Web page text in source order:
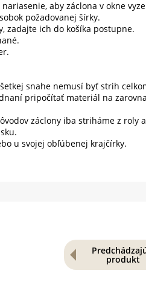
aby záclona v okne
požadovanej šírky.
zadajte ich do košíka postupne.
snahe nemusí byť strih
pripočítať materiál na
záclony iba striháme z roly
u svojej obľúbenej krajčírky.
produkt